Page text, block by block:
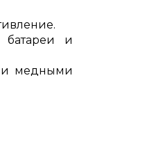
батареи и
медными